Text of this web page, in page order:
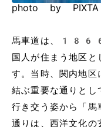
photo by PIXTA
馬車道は、1866
国人が住まう地区
す。当時、関内地区
結ぶ重要な通りとし
行き交う姿から「馬
通りは、西洋文化の